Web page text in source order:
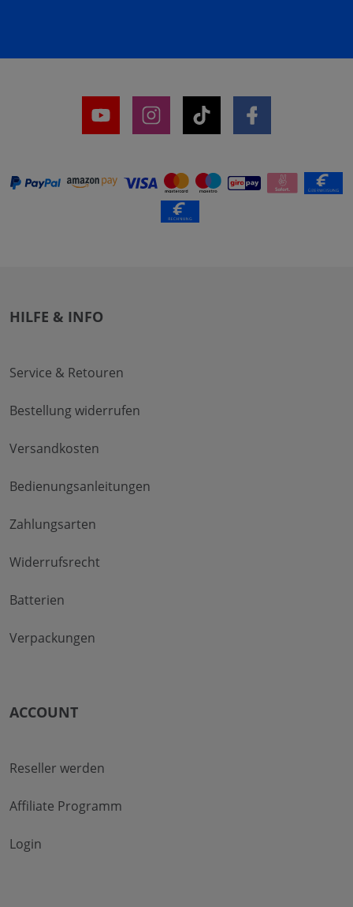
HILFE & INFO
Service & Retouren
Bestellung widerrufen
Versandkosten
Bedienungsanleitungen
Zahlungsarten
Widerrufsrecht
Batterien
Verpackungen
ACCOUNT
Reseller werden
Affiliate Programm
Login